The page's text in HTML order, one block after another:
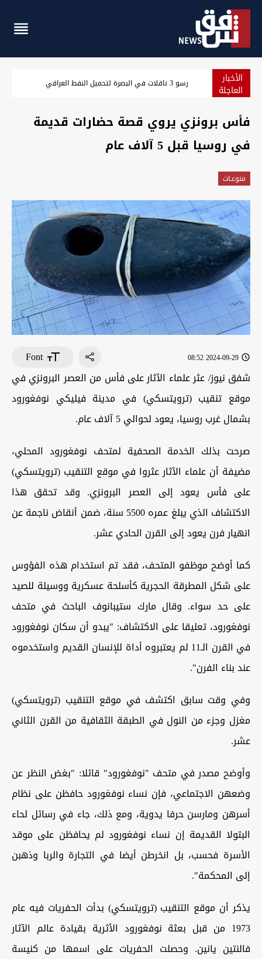
الأخبار
العاجلة رسو 3 ناقلات في البصرة لتحميل النفط العراقي
فأس برونزي يروي قصة حضارات قديمة
في روسيا قبل 5 آلاف عام
منوعـات
2024-09-29 08:52
Font
شفق نيوز/ عثر علماء الآثار على فأس من العصر البرونزي في
موقع تنقيب (ترويتسكي) في مدينة فيليكي نوفغورود
بشمال غرب روسيا، يعود لحوالي 5 آلاف عام.
صرحت بذلك الخدمة الصحفية لمتحف نوفغورود المحلي،
مضيفة أن علماء الآثار عثروا في موقع التنقيب (ترويتسكي)
على فأس يعود إلى العصر البرونزي. وقد تحقق هذا
الاكتشاف الذي يبلغ عمره 5500 سنة، ضمن أنقاض ناجمة عن
انهيار فرن يعود إلى القرن الحادي عشر.
كما أوضح موظفو المتحف، فقد تم استخدام هذه الفؤوس
على شكل المطرقة الحجرية كأسلحة عسكرية ووسيلة للصيد
على حد سواء. وقال مارك ستيبانوف الباحث في متحف
نوفغورود، تعليقا على الاكتشاف: "يبدو أن سكان نوفغورود
في القرن الـ11 لم يعتبروه أداة للإنسان القديم واستخدموه
عند بناء الفرن".
وفي وقت سابق اكتشف في موقع التنقيب (ترويتسكي)
مغزل وجزء من النول في الطبقة الثقافية من القرن الثاني
عشر.
وأوضح مصدر في متحف "نوفغورود" قائلا: "بغض النظر عن
وضعهن الاجتماعي، فإن نساء نوفغورود حافظن على نظام
أسرهن ومارسن حرفا يدوية، ومع ذلك، جاء في رسائل لحاء
البتولا القديمة إن نساء نوفغورود لم يحافظن على موقد
الأسرة فحسب، بل انخرطن أيضا في التجارة والربا وذهبن
إلى المحكمة".
يذكر أن موقع التنقيب (ترويتسكي) بدأت الحفريات فيه عام
1973 من قبل بعثة نوفغورود الأثرية بقيادة عالم الآثار
فالنتين يانين. وحصلت الحفريات على اسمها من كنيسة